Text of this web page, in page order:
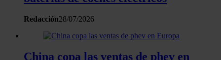
Redacción28/07/2026
China copa las ventas de phev en